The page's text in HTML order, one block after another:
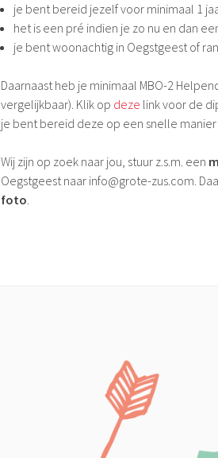
je bent bereid jezelf voor minimaal 1
het is een pré indien je zo nu en dan
je bent woonachtig in Oegstgeest of
Daarnaast heb je minimaal MBO-2
vergelijkbaar). Klik op deze link voor de
je bent bereid deze op een snelle
Wij zijn op zoek naar jou, stuur z.s.m. een
Oegstgeest naar info@grote-zus.com.
foto.